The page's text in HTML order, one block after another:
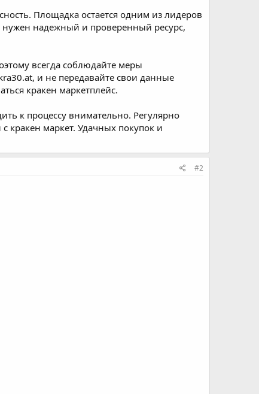
Площадка остается одним из лидеров
нужен надежный и проверенный ресурс,
всегда соблюдайте меры
и не передавайте свои данные
кракен маркетплейс.
к процессу внимательно. Регулярно
кракен маркет. Удачных покупок и
#2